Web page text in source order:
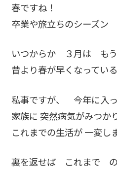
春ですね！
卒業や旅立ちのシーズン
いつからか ３月は もう
昔より春が早くなってい
私事ですが、 今年に入っ
家族に 突然病気がみつか
これまでの生活が 一変し
裏を返せば これまで